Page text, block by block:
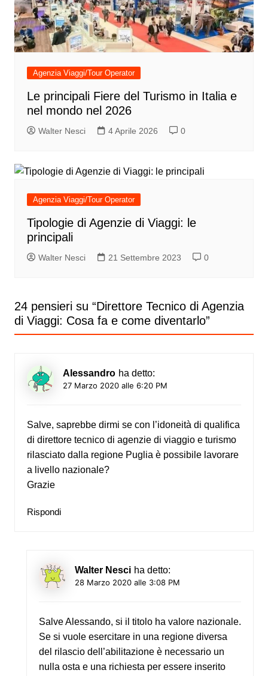
Agenzia Viaggi/Tour Operator
Le principali Fiere del Turismo in Italia e
nel mondo nel 2026
Walter Nesci 4 Aprile 2026 0
Agenzia Viaggi/Tour Operator
Tipologie di Agenzie di Viaggi: le
principali
Walter Nesci 21 Settembre 2023 0
24 pensieri su “Direttore Tecnico di Agenzia
di Viaggi: Cosa fa e come diventarlo”
Alessandro ha detto:
27 Marzo 2020 alle 6:20 PM
Salve, saprebbe dirmi se con l’idoneità di qualifica
di direttore tecnico di agenzie di viaggio e turismo
rilasciato dalla regione Puglia è possibile lavorare
a livello nazionale?
Grazie
Rispondi
Walter Nesci ha detto:
28 Marzo 2020 alle 3:08 PM
Salve Alessando, si il titolo ha valore nazionale.
Se si vuole esercitare in una regione diversa
del rilascio dell’abilitazione è necessario un
nulla osta e una richiesta per essere inserito